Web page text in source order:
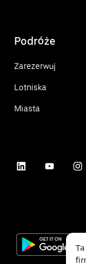
Podróże
Zarezerwuj
Lotniska
Miasta